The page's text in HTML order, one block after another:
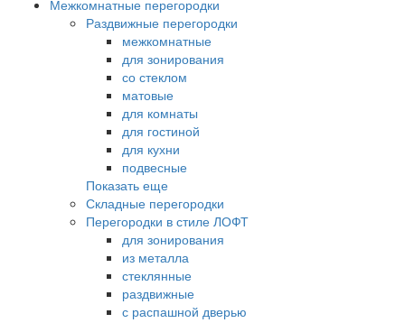
Межкомнатные перегородки
Раздвижные перегородки
межкомнатные
для зонирования
со стеклом
матовые
для комнаты
для гостиной
для кухни
подвесные
Показать еще
Складные перегородки
Перегородки в стиле ЛОФТ
для зонирования
из металла
стеклянные
раздвижные
с распашной дверью